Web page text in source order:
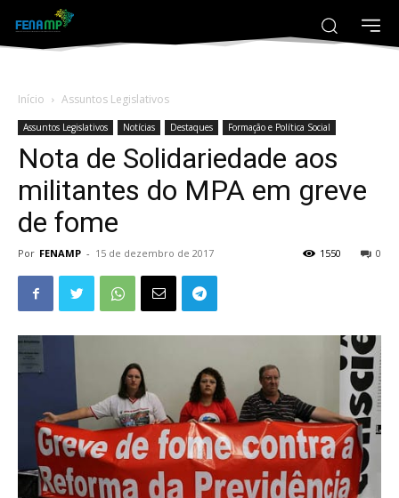
Início Assuntos Legislativos
Assuntos Legislativos Notícias Destaques Formação e Política Social
Nota de Solidariedade aos
militantes do MPA em greve
de fome
Por FENAMP - 15 de dezembro de 2017 0
1550